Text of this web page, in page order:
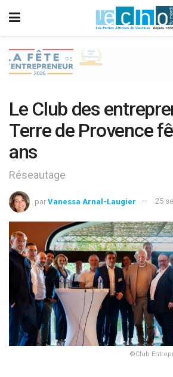
Le Club des
Terre de Provence
ans
Réseautage
par Vanessa Arnal-Laugier 25
©Club